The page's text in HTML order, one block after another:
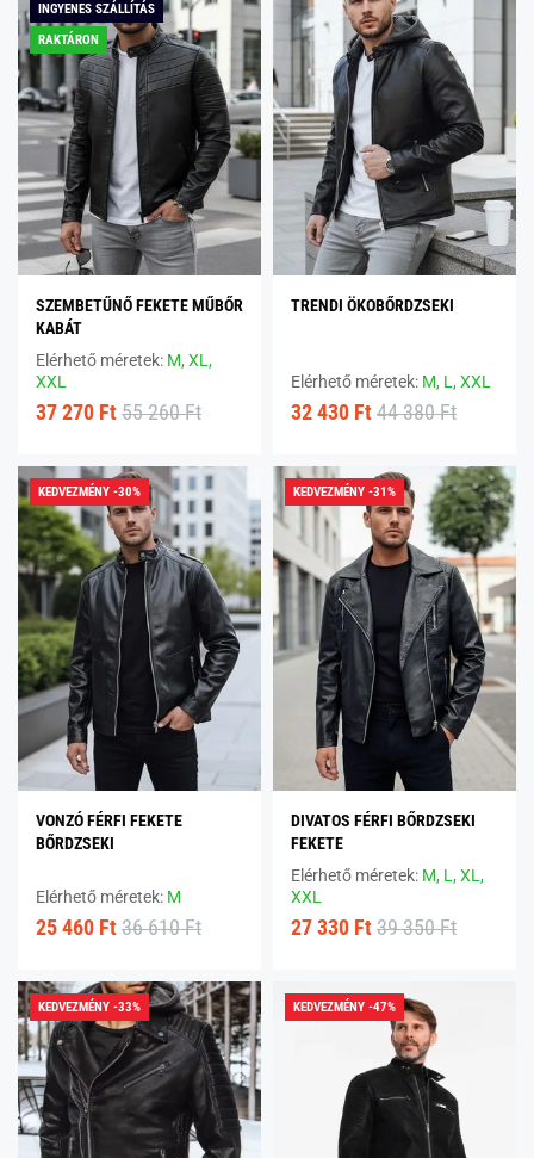
INGYENES SZÁLLÍTÁS
RAKTÁRON
SZEMBETŰNŐ FEKETE MŰBŐR
KABÁT
Elérhető méretek: M,XL,
XXL
37 270 Ft 55 260 Ft
TRENDI ÖKOBŐRDZSEKI
Elérhető méretek: M, L,XXL
32 430 Ft 44 380 Ft
KEDVEZMÉNY -30%
VONZÓ FÉRFI FEKETE
BŐRDZSEKI
Elérhető méretek: M
25 460 Ft 36 610 Ft
KEDVEZMÉNY -31%
DIVATOS FÉRFI BŐRDZSEKI
FEKETE
Elérhető méretek: M, L,XL,
XXL
27 330 Ft 39 350 Ft
KEDVEZMÉNY -33% KEDVEZMÉNY -47%